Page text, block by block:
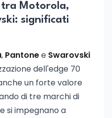
tra Motorola,
significati
, Pantonee Swarovski
dell'edge 70
un forte valore
di tre marchi di
si impegnano a